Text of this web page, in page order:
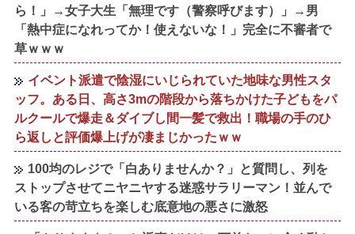
ら！」→女子大生「無理です（警察呼びます）」→男
「熱中症になれってか！使えないな！」完全に不審者で
草ｗｗｗ
イベント派遣で陰湿にいじられていた地味な男性スタ
ッフ。ある日、高さ3mの階段から落ちかけた子どもをパ
ルクールで爆走＆ダイブし間一髪で救出！職場の手のひ
ら返しと評価爆上げが凄まじかったｗｗ
100均のレジで「白ありませんか？」と質問し、列を
ストップさせてニヤニヤする迷惑サラリーマン！並んで
いる客の苛立ちを楽しむ底意地の悪さに激怒